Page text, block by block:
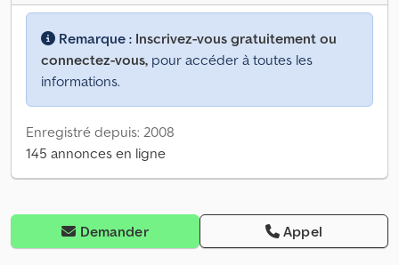
Remarque : Inscrivez-vous gratuitement ou
connectez-vous, pour accéder à toutes les
informations.
Enregistré depuis: 2008
145 annonces en ligne
Demander Appel